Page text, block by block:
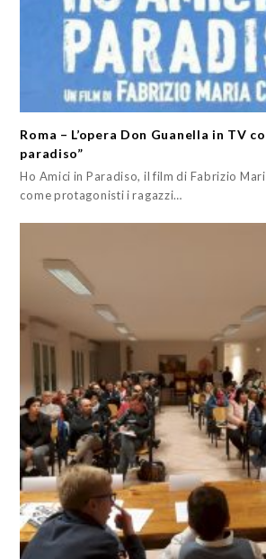
Roma – L’opera Don Guanella in TV
paradiso”
Ho Amici in Paradiso, il film di Fabrizio
come protagonisti i ragazzi…